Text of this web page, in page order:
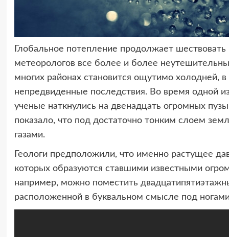
Глобальное потепление продолжает
метеорологов все более и более
многих районах становится ощутимо холодней,
непредвиденные последствия. Во время одной
ученые наткнулись на двенадцать огромных
показало, что под достаточно тонким слоем
газами.
Геологи предположили, что именно растущее
которых образуются ставшими известными
например, можно поместить
расположенной в буквальном смысле под